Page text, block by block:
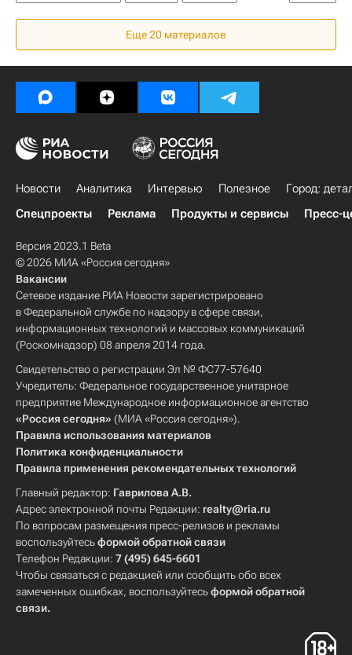
Строительство
Инфраструктура
Еще 20 материалов
Новости Аналитика Интервью Полезное
Город:
Спецпроекты
Реклама Продукты и сервисы Пресс-
Версия 2023.1 Beta
© 2026 МИА «Россия сегодня»
Вакансии
Сетевое издание РИА Новости зарегистрировано
в Федеральной службе по надзору в сфере связи,
информационных технологий и массовых коммуникаций
(Роскомнадзор) 08 апреля 2014 года.
Свидетельство о регистрации Эл № ФС77-57640
Учредитель: Федеральное государственное унитарное
предприятие Международное информационное агентство
«Россия сегодня» (МИА «Россия сегодня»).
Правила использования материалов
Политика конфиденциальности
Правила применения рекомендательных технологий
Главный редактор: Гаврилова А.В.
Адрес электронной почты Редакции: realty@ria.ru
По вопросам размещения пресс-релизов и рекламы
воспользуйтесьформой обратной связи
Телефон Редакции: 7 (495) 645-6601
Чтобы связаться с редакцией или сообщить обо всех
замеченных ошибках, воспользуйтесьформой обратной
связи.